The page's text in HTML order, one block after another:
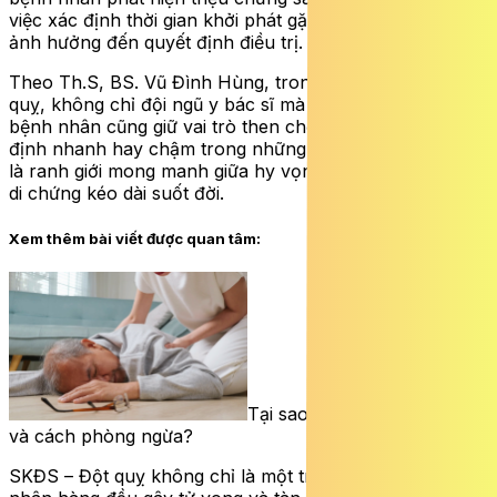
việc xác định thời gian khởi phát gặp khó khăn, từ đó
ảnh hưởng đến quyết định điều trị.
Theo Th.S, BS. Vũ Đình Hùng, trong cuộc chiến với đột
quỵ, không chỉ đội ngũ y bác sĩ mà chính người thân
bệnh nhân cũng giữ vai trò then chốt. Bởi đôi khi, quyết
định nhanh hay chậm trong những phút đầu tiên chính
là ranh giới mong manh giữa hy vọng phục hồi và những
di chứng kéo dài suốt đời.
Xem thêm bài viết được quan tâm:
Tại sao đột quỵ dễ tái phát
và cách phòng ngừa?
SKĐS – Đột quỵ không chỉ là một trong những nguyên